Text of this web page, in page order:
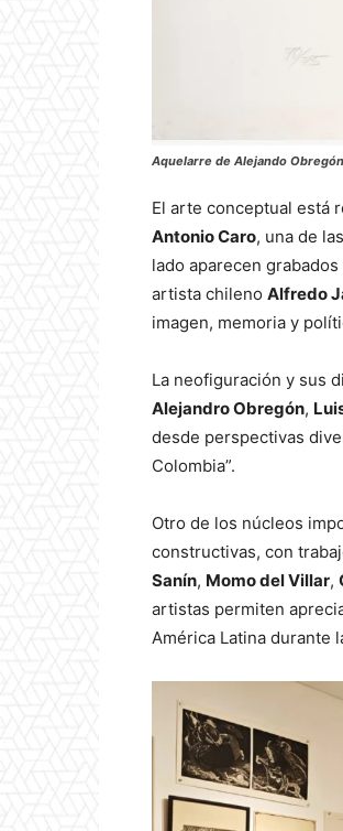
Aquelarre de Alejando
El arte conceptual está
Antonio Caro, una de
lado aparecen
artista chileno Alfredo
imagen, memoria y
La neofiguración y sus
Alejandro Obregón,
desde perspectivas
Colombia”.
Otro de los núcleos
constructivas, con
Sanín, Momo del Villar,
artistas permiten
América Latina durante